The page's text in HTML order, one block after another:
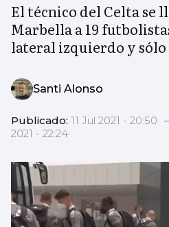
El técnico del Celta se
Marbella a 19
lateral izquierdo y sólo
Santi Alonso
Publicado: 11 Jul 2021 - 20:50
2021 - 22:24